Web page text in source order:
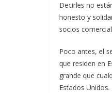
Decirles no
honesto y
socios
Poco antes, el
que residen en
grande que
Estados Unidos.